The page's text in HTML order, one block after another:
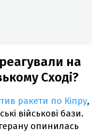
на
Сході?
ракети по Кіпру,
військові бази.
опинилась